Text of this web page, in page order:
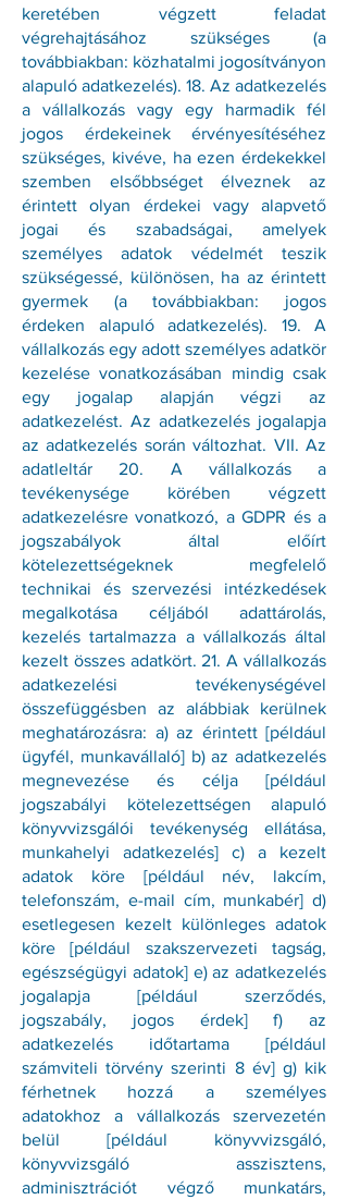
keretében végzett feladat
végrehajtásához szükséges (a
továbbiakban: közhatalmi jogosítványon
alapuló adatkezelés). 18. Az adatkezelés
a vállalkozás vagy egy harmadik fél
jogos érdekeinek érvényesítéséhez
szükséges, kivéve, ha ezen érdekekkel
szemben elsőbbséget élveznek az
érintett olyan érdekei vagy alapvető
jogai és szabadságai, amelyek
személyes adatok védelmét teszik
szükségessé, különösen, ha az érintett
gyermek (a továbbiakban: jogos
érdeken alapuló adatkezelés). 19. A
vállalkozás egy adott személyes adatkör
kezelése vonatkozásában mindig csak
egy jogalap alapján végzi az
adatkezelést. Az adatkezelés jogalapja
az adatkezelés során változhat. VII. Az
adatleltár 20. A vállalkozás a
tevékenysége körében végzett
adatkezelésre vonatkozó, a GDPR és a
jogszabályok által előírt
kötelezettségeknek megfelelő
technikai és szervezési intézkedések
megalkotása céljából adattárolás,
kezelés tartalmazza a vállalkozás által
kezelt összes adatkört. 21. A vállalkozás
adatkezelési tevékenységével
összefüggésben az alábbiak kerülnek
meghatározásra: a) az érintett [például
ügyfél, munkavállaló] b) az adatkezelés
megnevezése és célja [például
jogszabályi kötelezettségen alapuló
könyvvizsgálói tevékenység ellátása,
munkahelyi adatkezelés] c) a kezelt
adatok köre [például név, lakcím,
telefonszám, e-mail cím, munkabér] d)
esetlegesen kezelt különleges adatok
köre [például szakszervezeti tagság,
egészségügyi adatok] e) az adatkezelés
jogalapja [például szerződés,
jogszabály, jogos érdek] f) az
adatkezelés időtartama [például
számviteli törvény szerinti 8 év] g) kik
férhetnek hozzá a személyes
adatokhoz a vállalkozás szervezetén
belül [például könyvvizsgáló,
könyvvizsgáló asszisztens,
adminisztrációt végző munkatárs,